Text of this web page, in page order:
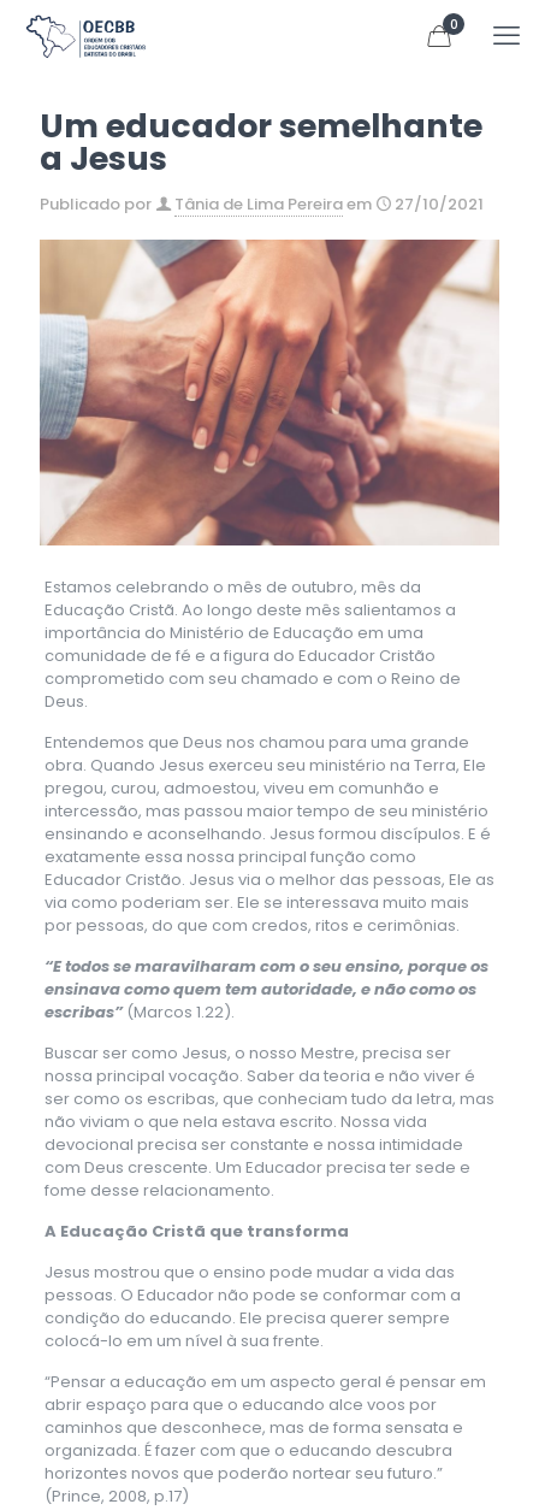
0
Um educador semelhante
a Jesus
Publicado por Tânia de Lima Pereiraem 27/10/2021
Estamos celebrando o mês de outubro, mês da
Educação Cristã. Ao longo deste mês salientamos a
importância do Ministério de Educação em uma
comunidade de fé e a figura do Educador Cristão
comprometido com seu chamado e com o Reino de
Deus.
Entendemos que Deus nos chamou para uma grande
obra. Quando Jesus exerceu seu ministério na Terra, Ele
pregou, curou, admoestou, viveu em comunhão e
intercessão, mas passou maior tempo de seu ministério
ensinando e aconselhando. Jesus formou discípulos. E é
exatamente essa nossa principal função como
Educador Cristão. Jesus via o melhor das pessoas, Ele as
via como poderiam ser. Ele se interessava muito mais
por pessoas, do que com credos, ritos e cerimônias.
“E todos se maravilharam com o seu ensino, porque os
ensinava como quem tem autoridade, e não como os
escribas”(Marcos 1.22).
Buscar ser como Jesus, o nosso Mestre, precisa ser
nossa principal vocação. Saber da teoria e não viver é
ser como os escribas, que conheciam tudo da letra, mas
não viviam o que nela estava escrito. Nossa vida
devocional precisa ser constante e nossa intimidade
com Deus crescente. Um Educador precisa ter sede e
fome desse relacionamento.
A Educação Cristã que transforma
Jesus mostrou que o ensino pode mudar a vida das
pessoas. O Educador não pode se conformar com a
condição do educando. Ele precisa querer sempre
colocá-lo em um nível à sua frente.
“Pensar a educação em um aspecto geral é pensar em
abrir espaço para que o educando alce voos por
caminhos que desconhece, mas de forma sensata e
organizada. É fazer com que o educando descubra
horizontes novos que poderão nortear seu futuro.”
(Prince, 2008, p.17)